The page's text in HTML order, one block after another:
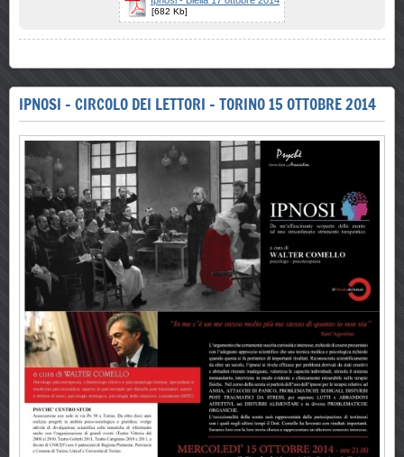
[682 Kb]
IPNOSI - CIRCOLO DEI LETTORI - TORINO 15 OTTOBRE 2014